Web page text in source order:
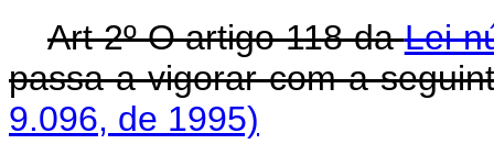
Art 2º O artigo 118 daLei
passa a vigorar com a
9.096, de 1995)